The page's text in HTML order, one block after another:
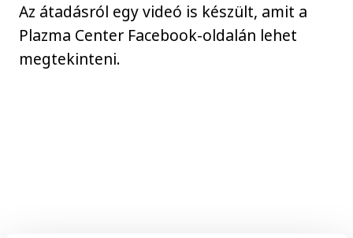
Az átadásról egy videó is készült, amit a
Plazma Center Facebook-oldalán lehet
megtekinteni.